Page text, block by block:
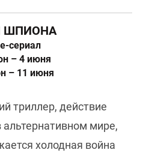
ШПИОНА
сериал
– 4 июня
– 11 июня
триллер, действие
альтернативном мире,
холодная война